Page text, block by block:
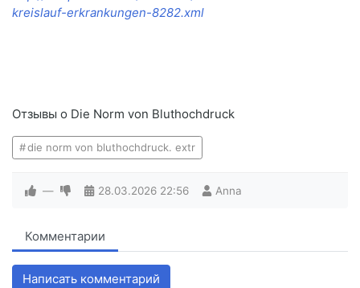
kreislauf-erkrankungen-8282.xml
Отзывы о Die Norm von Bluthochdruck
die norm von bluthochdruck. extr
— 28.03.2026 22:56 Anna
Комментарии
Написать комментарий